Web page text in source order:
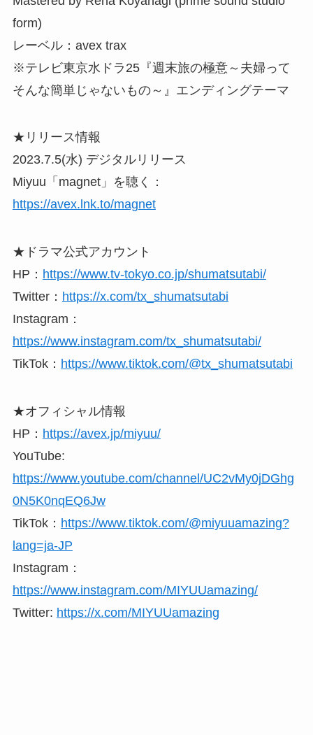
form)
レーベル：avex trax
※テレビ東京水ドラ25『週末旅の極意～夫婦って
そんな簡単じゃないもの～』エンディングテーマ
★リリース情報
2023.7.5(水) デジタルリリース
Miyuu「magnet」を聴く：
https://avex.lnk.to/magnet
★ドラマ公式アカウント
HP： https://www.tv-tokyo.co.jp/shumatsutabi/
Twitter： https://x.com/tx_shumatsutabi
Instagram：
https://www.instagram.com/tx_shumatsutabi/
TikTok： https://www.tiktok.com/@tx_shumatsutabi
★オフィシャル情報
HP： https://avex.jp/miyuu/
YouTube:
https://www.youtube.com/channel/UC2vMy0jDGhg
0N5K0nqEQ6Jw
TikTok： https://www.tiktok.com/@miyuuamazing?
lang=ja-JP
Instagram：
https://www.instagram.com/MIYUUamazing/
Twitter: https://x.com/MIYUUamazing